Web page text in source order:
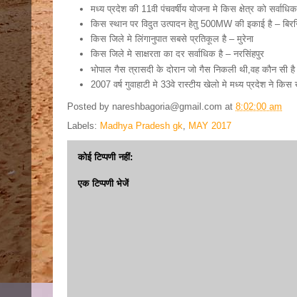
मध्य प्रदेश की 11वी पंचवर्षीय योजना मे किस क्षेत्र को
किस स्थान पर विदुत उत्पादन हेतु 500MW की इकाई है –
किस जिले मे लिंगानुपात सबसे प्रतिकूल है – मुरेना
किस जिले मे साक्षरता का दर सर्वाधिक है – नरसिंहपुर
भोपाल गैस त्रासदी के दोरान जो गैस निकली थी,वह कौन सी
2007 वर्ष गुवाहाटी मे 33वे रास्टीय खेलो मे मध्य प्रदेश ने
Posted by nareshbagoria@gmail.com at 8:02:00 am
Labels: Madhya Pradesh gk MAY 2017
कोई टिप्पणी नहीं:
एक टिप्पणी भेजें